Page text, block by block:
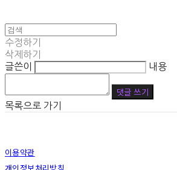
수정하기
삭제하기
글쓴이
내용
댓글 쓰기
목록으로 가기
이용약관